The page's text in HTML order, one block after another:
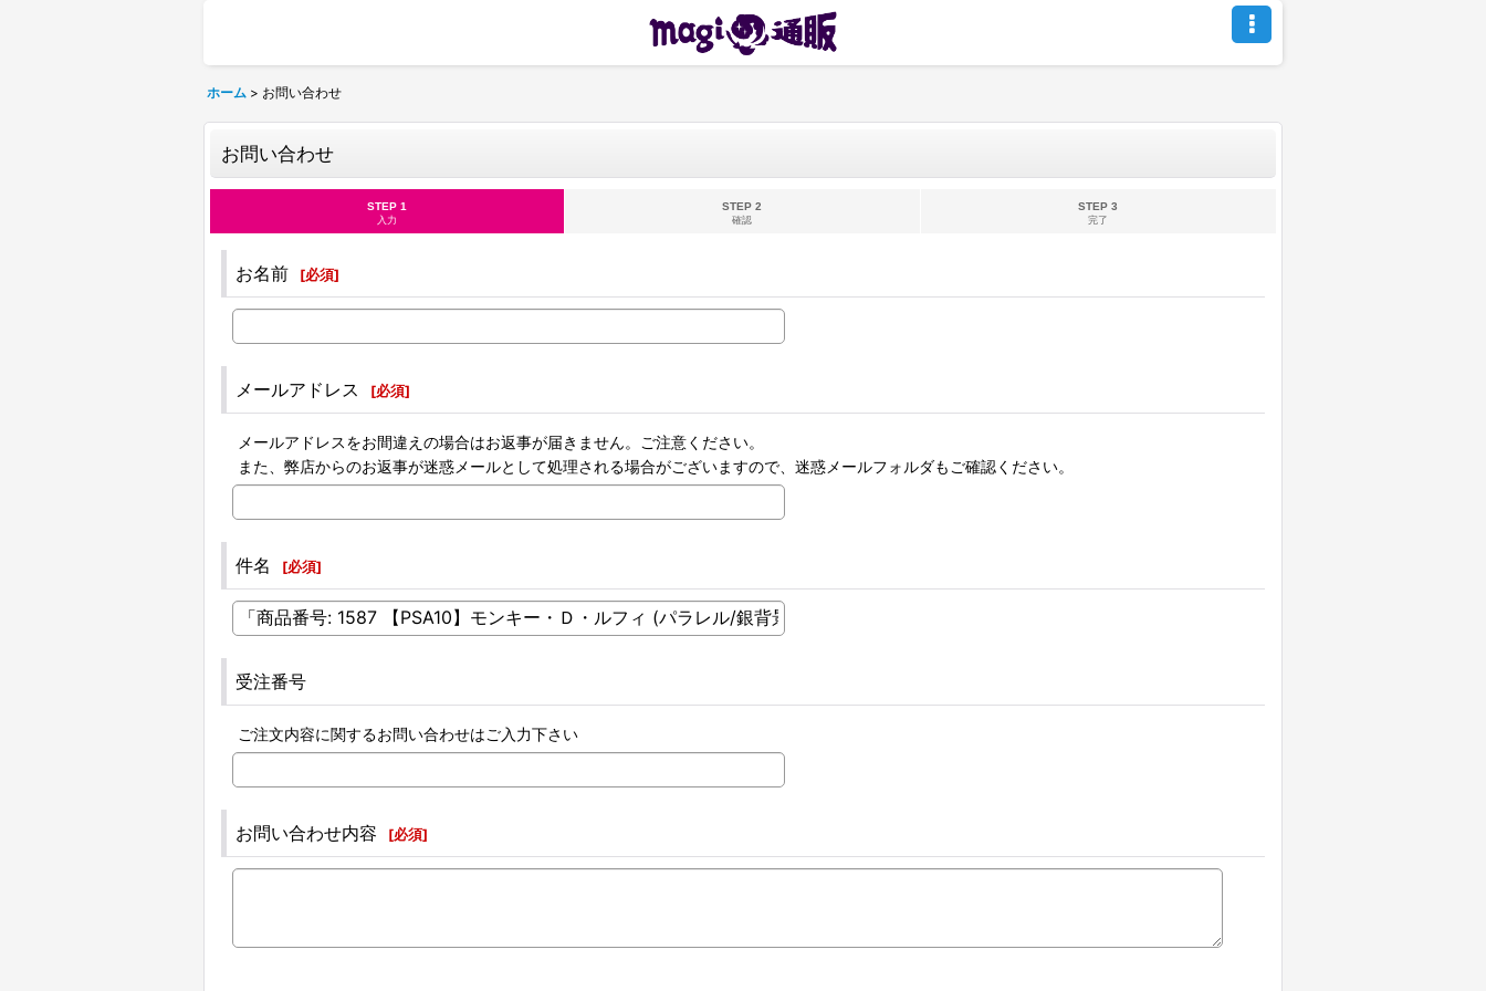
ホーム > お問い合わせ
お問い合わせ
STEP 1
入力
STEP 2
確認
STEP 3
完了
お名前 [必須]
メールアドレス [必須]
メールアドレスをお間違えの場合はお返事が届きません。ご注意ください。
また、弊店からのお返事が迷惑メールとして処理される場合がございますので、迷惑メールフォルダもご確認ください。
件名 [必須]
受注番号
ご注文内容に関するお問い合わせはご入力下さい
お問い合わせ内容 [必須]